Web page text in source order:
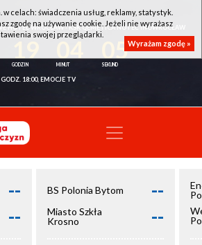
HOTEL WROCŁAW - KSK QEMETICA NOTEĆ INOWROCŁAW
04
18:00, EMOCJE TV
--
--
BS Polonia Bytom --
Miasto Szkła
Krosno
--
w celach: świadczenia usług, reklamy, statystyk.
zgodę na używanie cookie. Jeżeli nie wyrażasz
swojej przeglądarki.
Wyrażam zgodę »